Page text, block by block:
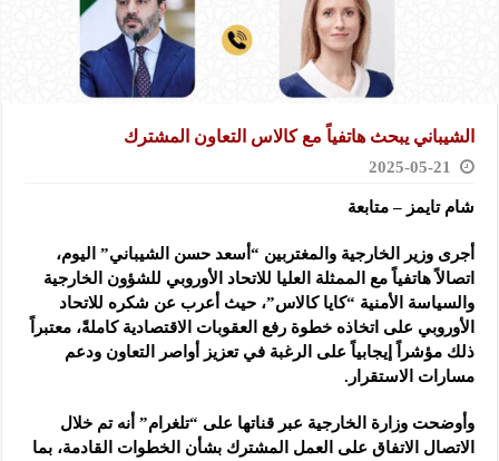
الشيباني يبحث هاتفياً مع كالاس التعاون المشترك
2025-05-21
شام تايمز – متابعة
أجرى وزير الخارجية والمغتربين “أسعد حسن الشيباني” اليوم،
اتصالاً هاتفياً مع الممثلة العليا للاتحاد الأوروبي للشؤون الخارجية
والسياسة الأمنية “كايا كالاس”، حيث أعرب عن شكره للاتحاد
الأوروبي على اتخاذه خطوة رفع العقوبات الاقتصادية كاملةً، معتبراً
ذلك مؤشراً إيجابياً على الرغبة في تعزيز أواصر التعاون ودعم
مسارات الاستقرار.
وأوضحت وزارة الخارجية عبر قناتها على “تلغرام” أنه تم خلال
الاتصال الاتفاق على العمل المشترك بشأن الخطوات القادمة، بما